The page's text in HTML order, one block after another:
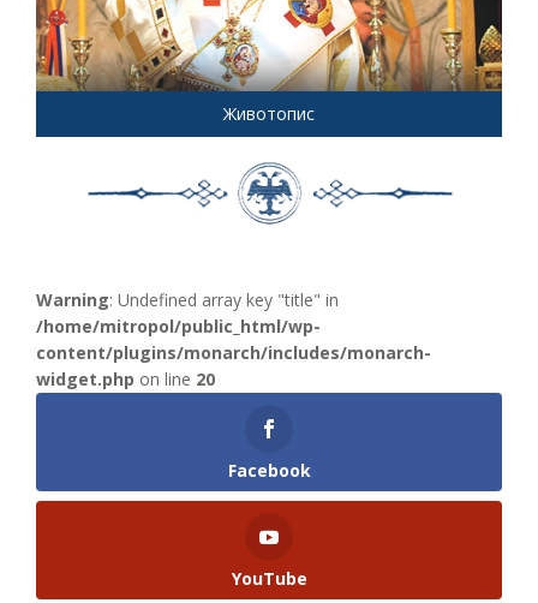
Животопис
Warning: Undefined array key "title" in
/home/mitropol/public_html/wp-
content/plugins/monarch/includes/monarch-
widget.php on line 20
Facebook
YouTube